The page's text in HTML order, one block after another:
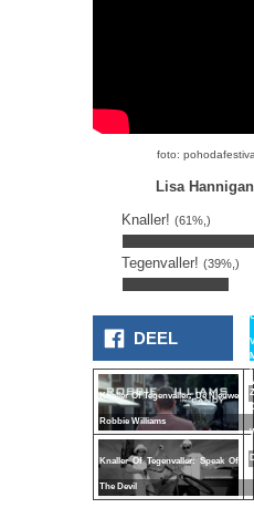
foto:
Lisa
Knaller! (61%,)
Tegenvaller! (39%,)
DEEL
Knaller Of Tegenvaller: De Nieuwe
Robbie Williams
Knaller Of Tegenvaller: Speak Of
The Devil